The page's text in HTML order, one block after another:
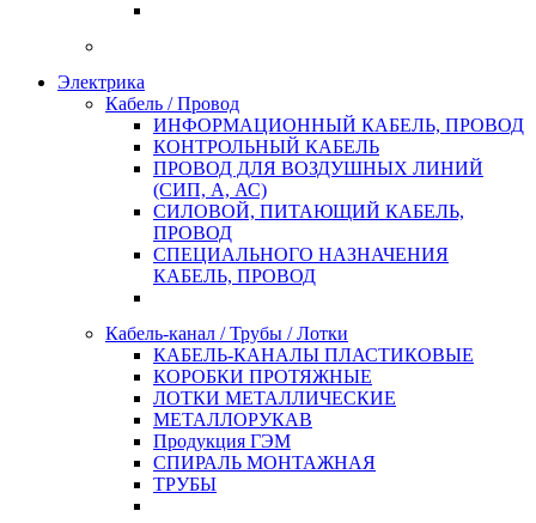
Электрика
Кабель / Провод
ИНФОРМАЦИОННЫЙ КАБЕЛЬ, ПРОВОД
КОНТРОЛЬНЫЙ КАБЕЛЬ
ПРОВОД ДЛЯ ВОЗДУШНЫХ ЛИНИЙ
(СИП, А, АС)
СИЛОВОЙ, ПИТАЮЩИЙ КАБЕЛЬ,
ПРОВОД
СПЕЦИАЛЬНОГО НАЗНАЧЕНИЯ
КАБЕЛЬ, ПРОВОД
Кабель-канал / Трубы / Лотки
КАБЕЛЬ-КАНАЛЫ ПЛАСТИКОВЫЕ
КОРОБКИ ПРОТЯЖНЫЕ
ЛОТКИ МЕТАЛЛИЧЕСКИЕ
МЕТАЛЛОРУКАВ
Продукция ГЭМ
СПИРАЛЬ МОНТАЖНАЯ
ТРУБЫ